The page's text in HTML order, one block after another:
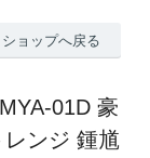
ショップへ戻る
01D 豪
ンジ 鍾馗